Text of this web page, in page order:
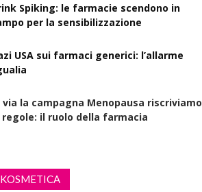
Spiking: le farmacie scendono in
per la sensibilizzazione
USA sui farmaci generici: l’allarme
via la campagna Menopausa riscriviamo
regole: il ruolo della farmacia
KOSMETICA